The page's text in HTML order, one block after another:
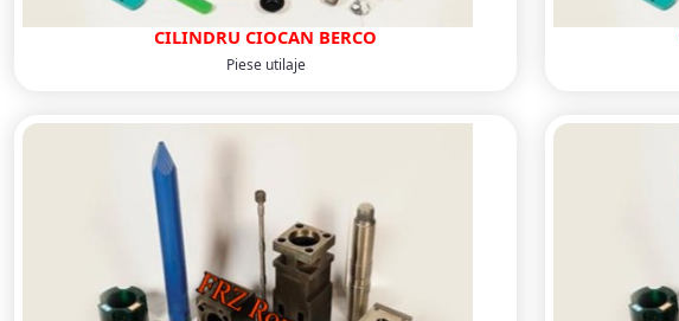
CILINDRU CIOCAN BERCO
Piese utilaje